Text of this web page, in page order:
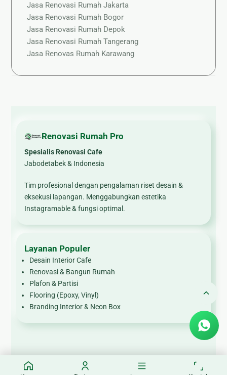
Jasa Renovasi Rumah Jakarta
Jasa Renovasi Rumah Bogor
Jasa Renovasi Rumah Depok
Jasa Renovasi Rumah Tangerang
Jasa Renovas Rumah Karawang
Renovasi Rumah Pro
Spesialis Renovasi Cafe
Jabodetabek & Indonesia
Tim profesional dengan pengalaman riset desain &
eksekusi lapangan. Menggabungkan estetika
Instagramable & fungsi optimal.
Layanan Populer
Desain Interior Cafe
Renovasi & Bangun Rumah
Plafon & Partisi
Flooring (Epoxy, Vinyl)
Branding Interior & Neon Box